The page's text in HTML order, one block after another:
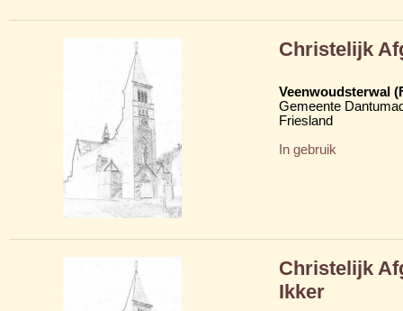
Christelijk
Veenwoudsterwal
Gemeente
Friesland
In gebruik
Christelijk
Ikker